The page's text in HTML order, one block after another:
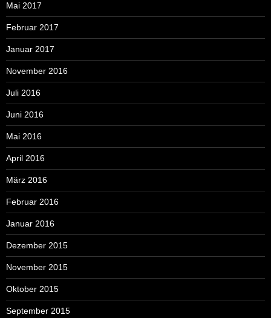
Mai 2017
Februar 2017
Januar 2017
November 2016
Juli 2016
Juni 2016
Mai 2016
April 2016
März 2016
Februar 2016
Januar 2016
Dezember 2015
November 2015
Oktober 2015
September 2015